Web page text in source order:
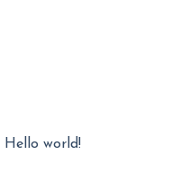
Hello world!